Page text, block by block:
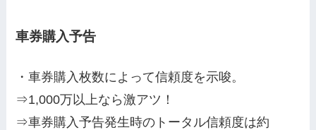
車券購入予告
・車券購入枚数によって信頼度を示唆。
⇒1,000万以上なら激アツ！
⇒車券購入予告発生時のトータル信頼度は約